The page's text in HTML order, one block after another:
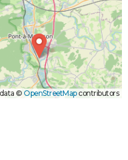
© OpenStreetMapcontributors